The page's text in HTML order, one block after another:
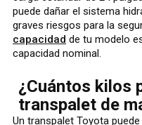
puede dañar el sistema
graves riesgos para la
capacidad de tu modelo
capacidad nominal.
¿Cuántos kilos
transpalet de
Un transpalet Toyota